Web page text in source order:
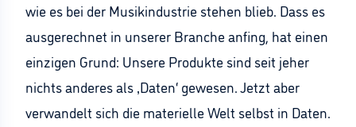
wie es bei der Musikindustrie stehen blieb. Dass es
ausgerechnet in unserer Branche anfing, hat einen
einzigen Grund: Unsere Produkte sind seit jeher
nichts anderes als ‚Daten‘ gewesen. Jetzt aber
verwandelt sich die materielle Welt selbst in Daten.